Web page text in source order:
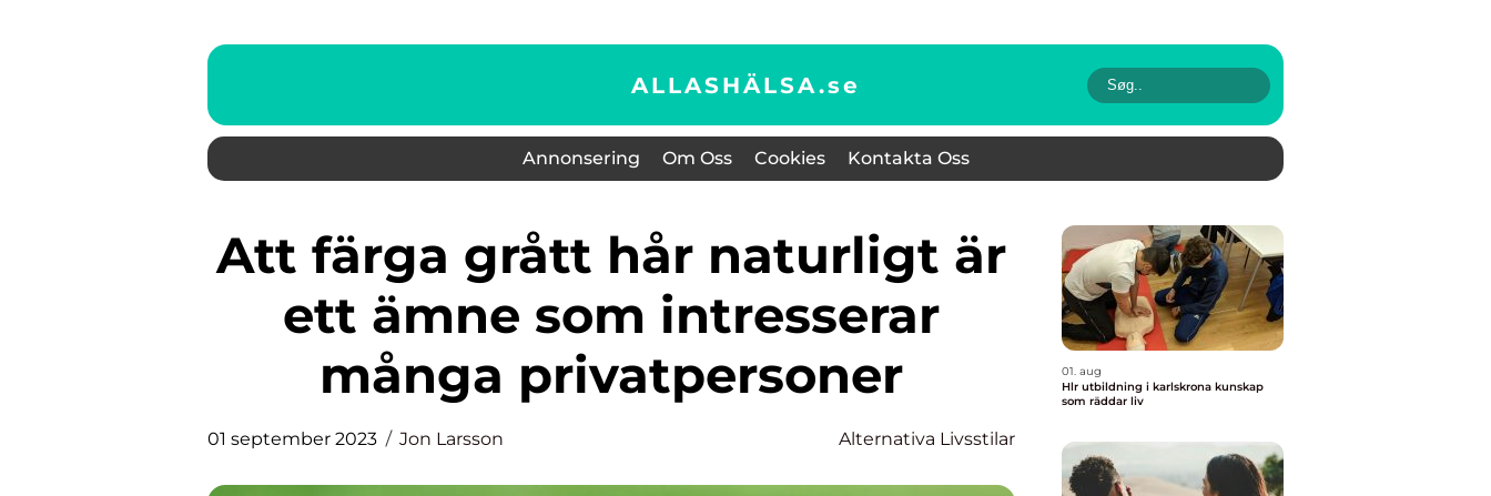
ALLASHÄLSA.se
Annonsering Om Oss Cookies Kontakta Oss
Att färga grått hår naturligt är
ett ämne som intresserar
många privatpersoner
01 september 2023 Jon Larsson Alternativa Livsstilar
01. aug
Hlr utbildning i karlskrona kunskap
som räddar liv